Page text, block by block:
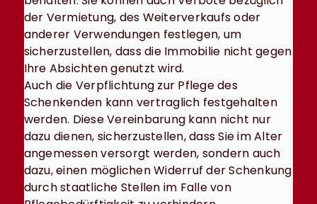
der Vermietung, des Weiterverkaufs oder
anderer Verwendungen festlegen, um
sicherzustellen, dass die Immobilie nicht gegen
Ihre Absichten genutzt wird.
Auch die Verpflichtung zur Pflege des
Schenkenden kann vertraglich festgehalten
werden. Diese Vereinbarung kann nicht nur
dazu dienen, sicherzustellen, dass Sie im Alter
angemessen versorgt werden, sondern auch
dazu, einen möglichen Widerruf der Schenkung
durch staatliche Stellen im Falle von